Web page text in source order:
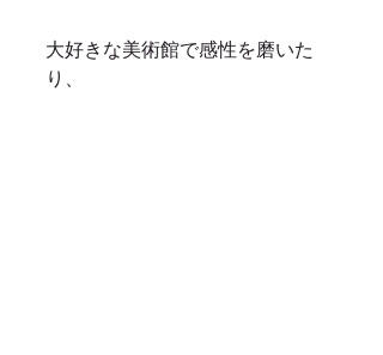
大好きな美術館で感性を磨いた
り、